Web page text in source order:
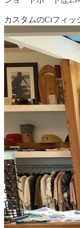
カスタムのCiフィッ